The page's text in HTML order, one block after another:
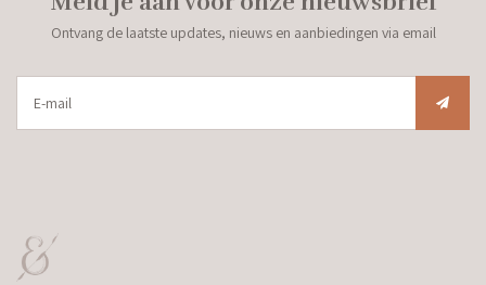
Ontvang de laatste updates, nieuws en aanbiedingen via email